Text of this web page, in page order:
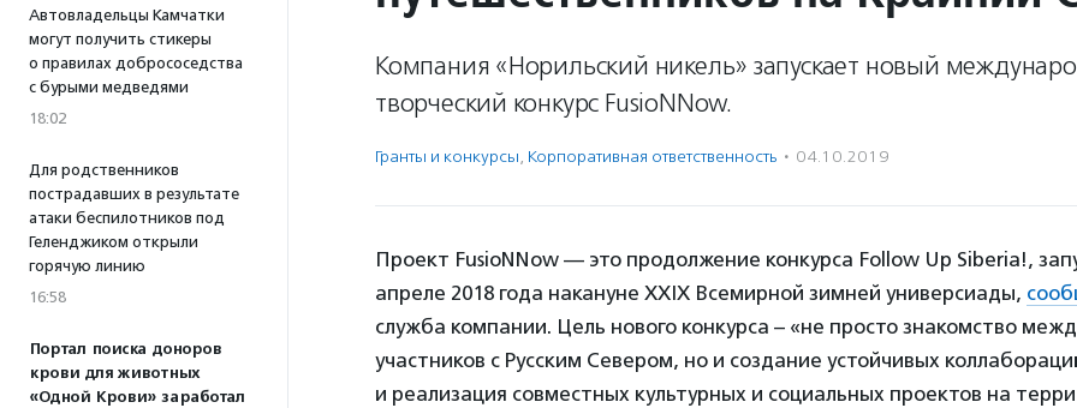
Автовладельцы Камчатки
могут получить стикеры
о правилах добрососедства
с бурыми медведями
18:02
Для родственников
пострадавших в результате
атаки беспилотников под
Геленджиком открыли
горячую линию
16:58
Портал поиска доноров
крови для животных
«Одной Крови» заработал
Компания «Норильский никель» запускает новый
творческий конкурс FusioNNow.
Гранты и конкурсы, Корпоративная ответственность · 04.10.2019
Проект FusioNNow — это продолжение конкурса Follow Up Siberia!,
апреле 2018 года накануне XXIX Всемирной зимней универсиады,
служба компании. Цель нового конкурса – «не просто знакомство
участников с Русским Севером, но и создание устойчивых
и реализация совместных культурных и социальных проектов на